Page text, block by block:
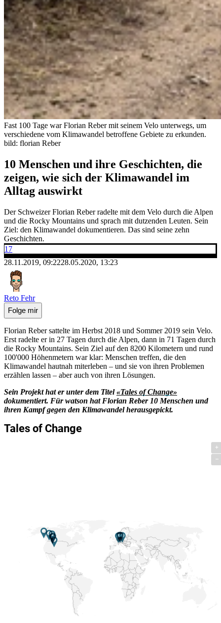
Fast 100 Tage war Florian Reber mit seinem Velo unterwegs, um
verschiedene vom Klimawandel betroffene Gebiete zu erkunden.
bild: florian Reber
10 Menschen und ihre Geschichten, die
zeigen, wie sich der Klimawandel im
Alltag auswirkt
Der Schweizer Florian Reber radelte mit dem Velo durch die Alpen
und die Rocky Mountains und sprach mit dutzenden Leuten. Sein
Ziel: den Klimawandel dokumentieren. Das sind seine zehn
Geschichten.
17
28.11.2019, 09:2228.05.2020, 13:23
Reto Fehr
Folge mir
Florian Reber sattelte im Herbst 2018 und Sommer 2019 sein Velo.
Erst radelte er in 27 Tagen durch die Alpen, dann in 71 Tagen durch
die Rocky Mountains. Sein Ziel auf den 8200 Kilometern und rund
100'000 Höhenmetern war klar: Menschen treffen, die den
Klimawandel hautnah miterleben – und sie von ihren Problemen
erzählen lassen – aber auch von ihren Lösungen.
Sein Projekt hat er unter dem Titel«Tales of Change»
dokumentiert. Für watson hat Florian Reber 10 Menschen und
ihren Kampf gegen den Klimawandel herausgepickt.